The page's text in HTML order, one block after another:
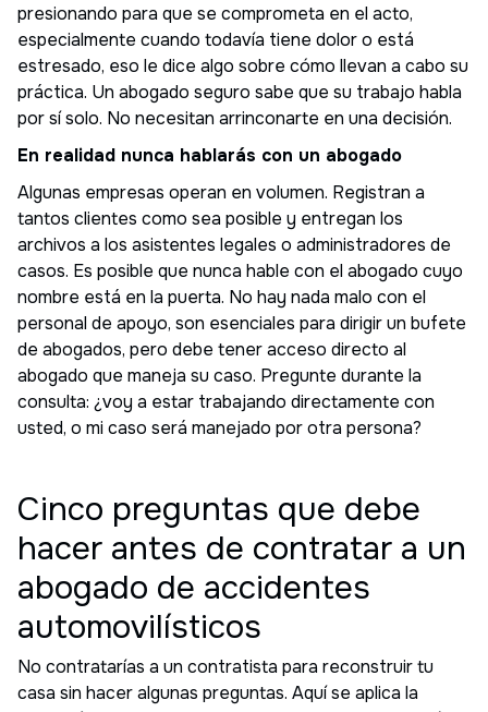
presionando para que se comprometa en el acto,
especialmente cuando todavía tiene dolor o está
estresado, eso le dice algo sobre cómo llevan a cabo su
práctica. Un abogado seguro sabe que su trabajo habla
por sí solo. No necesitan arrinconarte en una decisión.
En realidad nunca hablarás con un abogado
Algunas empresas operan en volumen. Registran a
tantos clientes como sea posible y entregan los
archivos a los asistentes legales o administradores de
casos. Es posible que nunca hable con el abogado cuyo
nombre está en la puerta. No hay nada malo con el
personal de apoyo, son esenciales para dirigir un bufete
de abogados, pero debe tener acceso directo al
abogado que maneja su caso. Pregunte durante la
consulta: ¿voy a estar trabajando directamente con
usted, o mi caso será manejado por otra persona?
Cinco preguntas que debe
hacer antes de contratar a un
abogado de accidentes
automovilísticos
No contratarías a un contratista para reconstruir tu
casa sin hacer algunas preguntas. Aquí se aplica la